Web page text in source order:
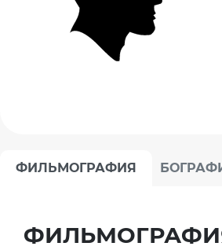
ФИЛЬМОГРАФИЯ